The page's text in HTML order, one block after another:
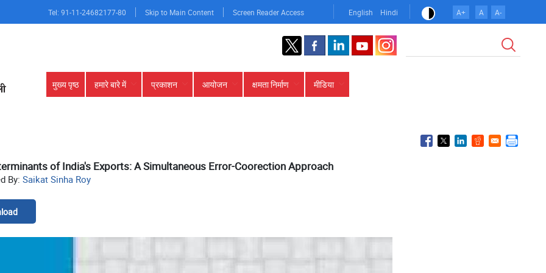
Tel: 91-11-24682177-80 Skip to Main Content Screen Reader Access English Hindi A+ A A-
Main
मुख्य पृष्ठ हमारे बारे में प्रकाशन आयोजन क्षमता निर्माण मीडिया
of India's Exports: A Simultaneous Error-Coorection Approach
By: Saikat Sinha Roy